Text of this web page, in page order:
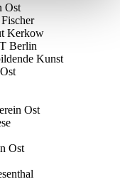
Ost
Kerkow
Berlin
Kunst
Ost
Ost